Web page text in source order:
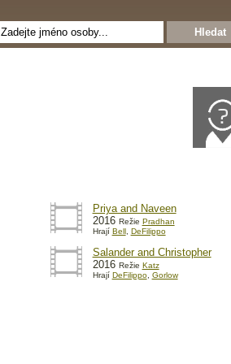
Priya and Naveen
2016 Režie Pradhan
Hrají Bell, DeFilippo
Salander and Christopher
2016 Režie Katz
Hrají DeFilippo, Gorlow